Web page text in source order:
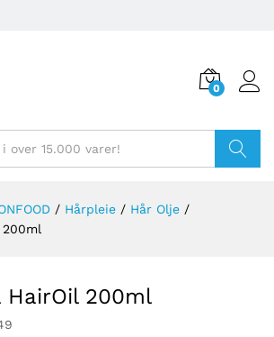
0
/ Hårpleie / Hår Olje /
200ml
HairOil 200ml